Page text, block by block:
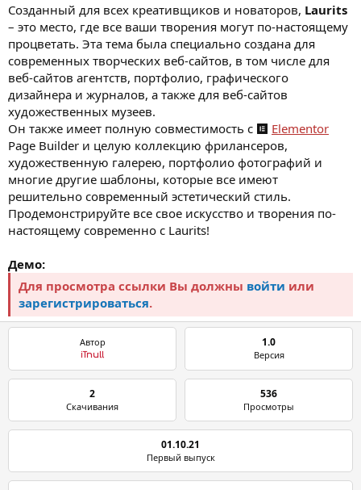
Созданный для всех креативщиков и новаторов, Laurits
– это место, где все ваши творения могут по-настоящему
процветать. Эта тема была специально создана для
современных творческих веб-сайтов, в том числе для
веб-сайтов агентств, портфолио, графического
дизайнера и журналов, а также для веб-сайтов
художественных музеев.
Он также имеет полную совместимость с
Elementor
Page Builder и целую коллекцию фрилансеров,
художественную галерею, портфолио фотографий и
многие другие шаблоны, которые все имеют
решительно современный эстетический стиль.
Продемонстрируйте все свое искусство и творения по-
настоящему современно с Laurits!
Демо:
Для просмотра ссылки Вы должны войти или
зарегистрироваться.
Автор
iTnull
1.0
Версия
2
Скачивания
536
Просмотры
01.10.21
Первый выпуск